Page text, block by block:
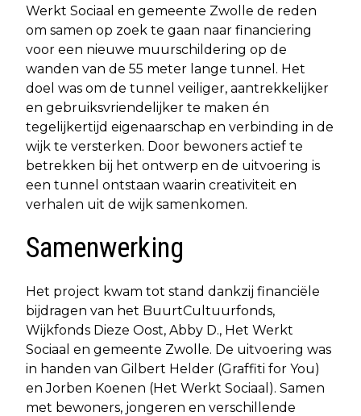
Werkt Sociaal en gemeente Zwolle de reden
om samen op zoek te gaan naar financiering
voor een nieuwe muurschildering op de
wanden van de 55 meter lange tunnel. Het
doel was om de tunnel veiliger, aantrekkelijker
en gebruiksvriendelijker te maken én
tegelijkertijd eigenaarschap en verbinding in de
wijk te versterken. Door bewoners actief te
betrekken bij het ontwerp en de uitvoering is
een tunnel ontstaan waarin creativiteit en
verhalen uit de wijk samenkomen.
Samenwerking
Het project kwam tot stand dankzij financiële
bijdragen van het BuurtCultuurfonds,
Wijkfonds Dieze Oost, Abby D., Het Werkt
Sociaal en gemeente Zwolle. De uitvoering was
in handen van Gilbert Helder (Graffiti for You)
en Jorben Koenen (Het Werkt Sociaal). Samen
met bewoners, jongeren en verschillende